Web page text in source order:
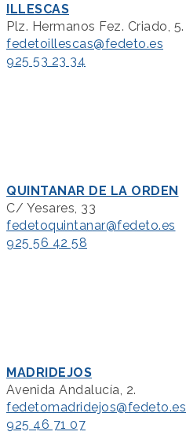
ILLESCAS
Plz. Hermanos Fez. Criado, 5.
fedetoillescas@fedeto.es
925 53 23 34
QUINTANAR DE LA ORDEN
C/ Yesares, 33
fedetoquintanar@fedeto.es
925 56 42 58
MADRIDEJOS
Avenida Andalucía, 2.
fedetomadridejos@fedeto.es
925 46 71 07